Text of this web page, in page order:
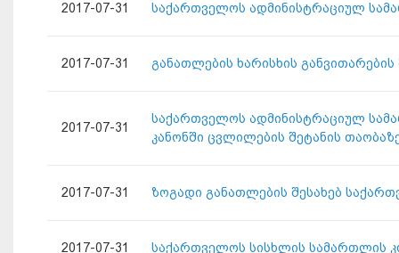
2017-07-31 საქართველოს ადმინისტრაციულ
2017-07-31 განათლების ხარისხის
2017-07-31
საქართველოს ადმინისტრაციულ
კანონში ცვლილების შეტანის
2017-07-31 ზოგადი განათლების შესახებ
2017-07-31 საქართველოს სისხლის სამართლის